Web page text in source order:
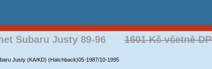
Subaru Justy 89-96 1601 Kč včetně
Justy (KA/KD) (Hatchback)05-1987/10-1995